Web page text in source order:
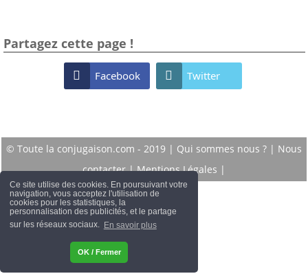
Ce site utilise des cookies. En poursuivant votre
navigation, vous acceptez l'utilisation de
cookies pour les statistiques, la
personnalisation des publicités, et le partage
sur les réseaux sociaux. En savoir plus
OK / Fermer
Partagez cette page !
 Facebook  Twitter
© Toute la conjugaison.com - 2019 | Qui sommes nous ? | Nous
contacter|Mentions Légales |